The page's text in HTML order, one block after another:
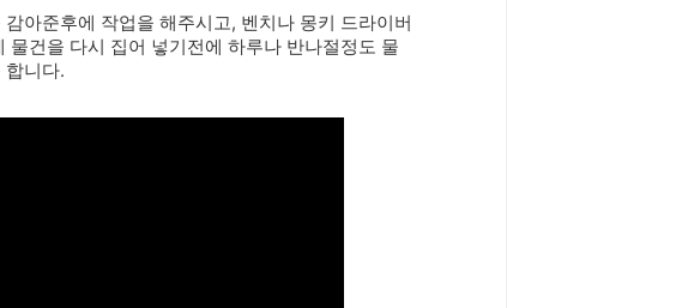
아준후에 작업을 해주시고, 벤치나 몽키 드라이버
건을 다시 집어 넣기전에 하루나 반나절정도 물
합니다.